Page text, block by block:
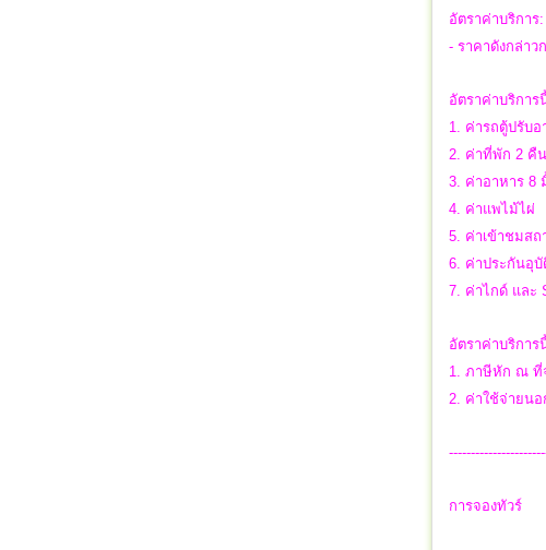
อัตราค่าบริกา
- ราคาดังกล่า
อัตราค่าบริการ
1. ค่ารถตู้ปรับ
2. ค่าที่พัก 2 คืน
3. ค่าอาหาร 8
4. ค่าแพไม้ไผ่
5. ค่าเข้าชมสถ
6. ค่าประกันอุบั
7. ค่าไกด์ และ
อัตราค่าบริการ
1. ภาษีหัก ณ ที่
2. ค่าใช้จ่ายนอ
การจองทัวร์